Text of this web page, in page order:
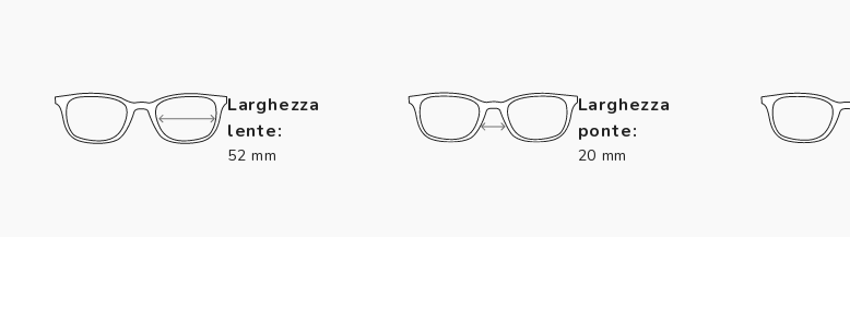
Larghezza
lente:
52 mm
Larghezza
ponte:
20 mm